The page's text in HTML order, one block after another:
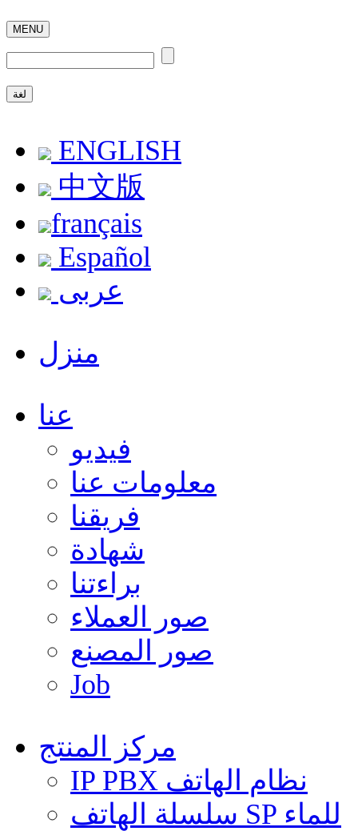
MENU
لغة
ENGLISH
中文版
français
Español
عربى
منزل
عنا
فيديو
معلومات عنا
فريقنا
شهادة
براءتنا
صور العملاء
صور المصنع
Job
مركز المنتج
IP PBX نظام الهاتف
سلسلة الهاتف SP للماء